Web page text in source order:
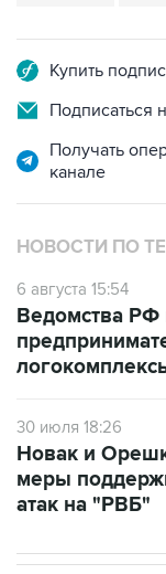
Купить
Подписаться
Получать
канале
НОВОСТИ ПО
6 августа 15:54
Ведомства РФ
30 июля 18:26
Новак и
меры
атак на "РВБ"